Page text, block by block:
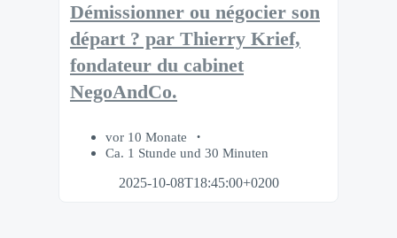
Démissionner ou négocier son
départ ? par Thierry Krief,
fondateur du cabinet
NegoAndCo.
vor 10 Monate
Ca. 1 Stunde und 30 Minuten
2025-10-08T18:45:00+0200